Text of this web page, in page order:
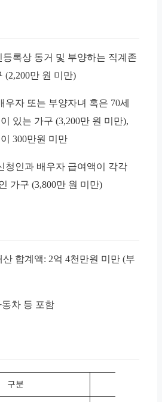
등록상 동거 및 부양하는 직계존
(2,200만 원 미만)
우자 또는 부양자녀 혹은 70세
있는 가구 (3,200만 원 미만),
300만원 미만
청인과 배우자 급여액이 각각
가구 (3,800만 원 미만)
합계액: 2억 4천만원 미만 (부
차 등 포함
구분